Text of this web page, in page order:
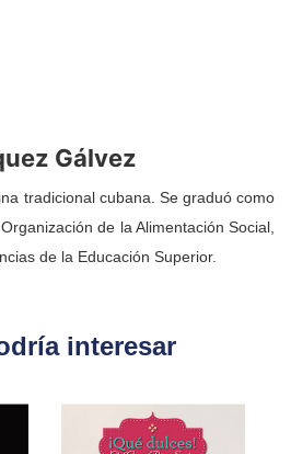
Gálvez
tradicional cubana. Se graduó como
de la Alimentación Social,
de la Educación Superior.
interesar